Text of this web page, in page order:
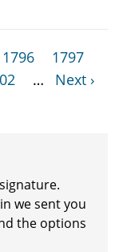
1796
1797
…
Next ›
we sent you
the options